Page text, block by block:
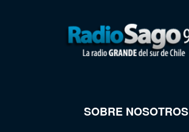
SOBRE NOSOTROS